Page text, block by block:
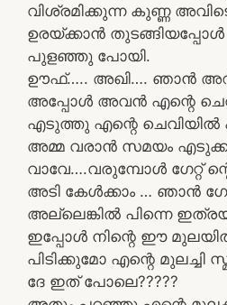
വിശ്രമിക്കുന്ന കുണ്ണ
ഉരയ്ക്കാൻ
പുളഞ്ഞു പോയി.
ഊഫ്….. അഖി…. ഞാൻ
അപ്പോൾ അവൻ എന്റെ
എടുത്തു എന്റെ
അമ്മ വരാൻ സമയം
വാവേ….വരുമ്പോൾ
അടി കേൾക്കാം … ഞാൻ
അല്ലെങ്കിൽ പിന്നെ
ഇപ്പോൾ നിന്റെ ഈ
പിടിക്കുമോ എന്റെ മുലച്ചി
ദേ ഇത്‌ പോലെ?????